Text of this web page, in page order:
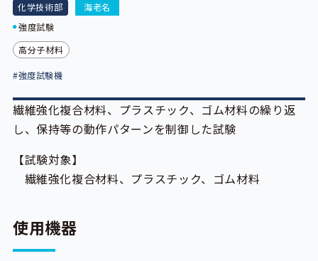
化学技術部
海老名
強度試験
高分子材料
#強度試験機
繊維強化複合材料、プラスチック、ゴム材料の繰り返
し、保持等の動作パターンを制御した試験
【試験対象】
繊維強化複合材料、プラスチック、ゴム材料
使用機器